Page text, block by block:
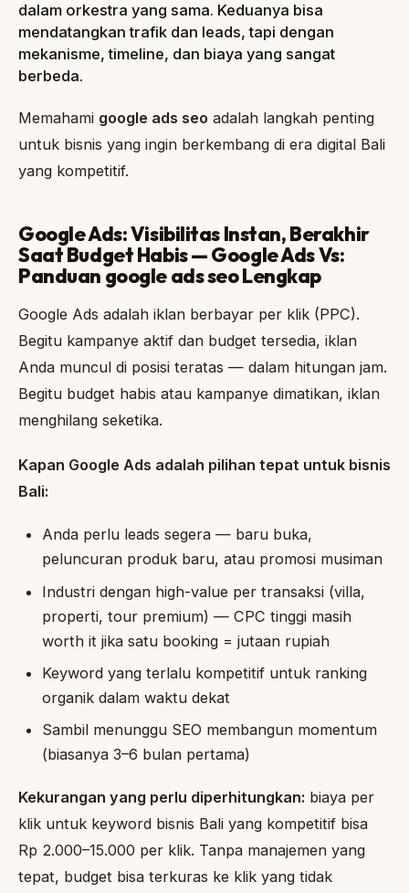
dalam orkestra yang sama. Keduanya bisa
mendatangkan trafik dan leads, tapi dengan
mekanisme, timeline, dan biaya yang sangat
berbeda.
Memahami google ads seo adalah langkah penting
untuk bisnis yang ingin berkembang di era digital Bali
yang kompetitif.
Google Ads: Visibilitas Instan, Berakhir
Saat Budget Habis — Google Ads Vs:
Panduan google ads seo Lengkap
Google Ads adalah iklan berbayar per klik (PPC).
Begitu kampanye aktif dan budget tersedia, iklan
Anda muncul di posisi teratas — dalam hitungan jam.
Begitu budget habis atau kampanye dimatikan, iklan
menghilang seketika.
Kapan Google Ads adalah pilihan tepat untuk bisnis
Bali:
Anda perlu leads segera — baru buka,
peluncuran produk baru, atau promosi musiman
Industri dengan high-value per transaksi (villa,
properti, tour premium) — CPC tinggi masih
worth it jika satu booking = jutaan rupiah
Keyword yang terlalu kompetitif untuk ranking
organik dalam waktu dekat
Sambil menunggu SEO membangun momentum
(biasanya 3–6 bulan pertama)
Kekurangan yang perlu diperhitungkan: biaya per
klik untuk keyword bisnis Bali yang kompetitif bisa
Rp 2.000–15.000 per klik. Tanpa manajemen yang
tepat, budget bisa terkuras ke klik yang tidak